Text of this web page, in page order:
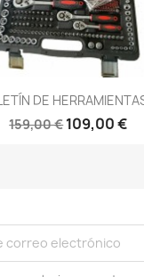
Vista rápida
DE
159,00 €109,00 €